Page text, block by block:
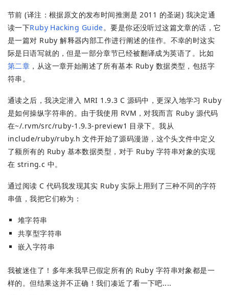
节前 (译注：根据原文的发布时间推测是 2011 的圣诞) 我决定通
读一下Ruby Hacking Guide。要是你还没听过这篇文章的话，它
是一篇对 Ruby 解释器内部工作进行阐述的佳作。不幸的时这实
际是日语写就的，但是一部分章节已经被翻译成为英语了。比如
第二章 ，从这一章开始阐述了所有基本 Ruby 数据类型，包括字
符串。
通读之后，我决定潜入 MRI 1.9.3 C 源码中，更深入地学习 Ruby
是如何操纵字符串的。由于我使用 RVM，对我而言 Ruby 源代码
在~/.rvm/src/ruby-1.9.3-preview1 目录下。我从
include/ruby/ruby.h 文件开始了源码漫游，这个头文件中定义
了额所有的 Ruby 基本数据类型，对于 Ruby 字符串对象的实现
在 string.c 中。
通过阅读 C 代码我发现其实 Ruby 实际上用到了三种不同的字符
串值，我把它们称为：
堆字符串
共享型字符串
嵌入字符串
我被迷住了！多年来我早已假定所有的 Ruby 字符串对象都是一
样的。但结果这并不正确！我们凑近了看一下吧....